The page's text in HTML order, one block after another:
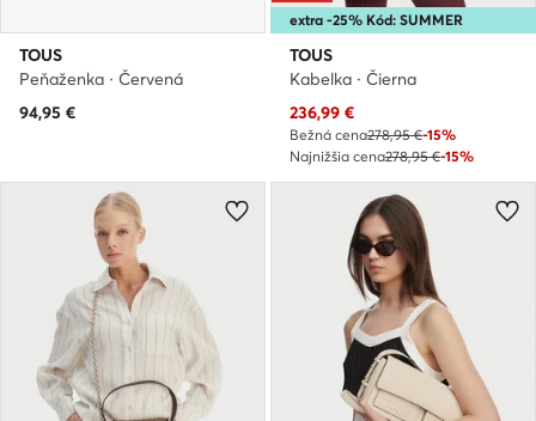
TOUS
Peňaženka · Červená
94,95 €
extra -25% Kód: SUMMER
TOUS
Kabelka · Čierna
Aktuálna cena
236,99 €
Bežná cena278,95 €-15%
Najnižšia cena278,95 €-15%